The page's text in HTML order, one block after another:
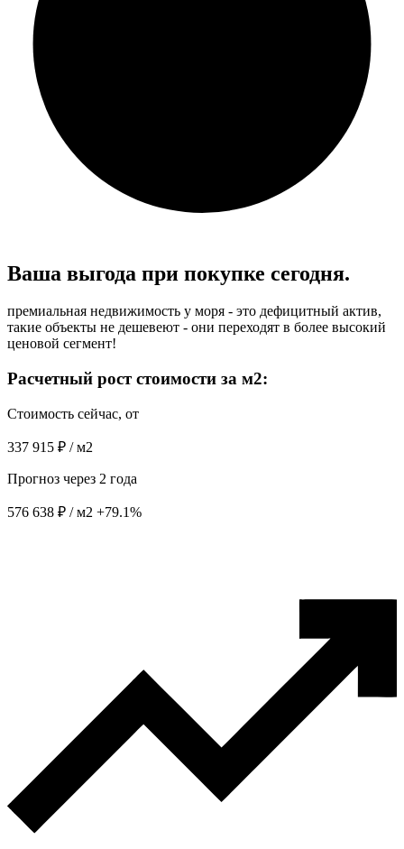
Ваша выгода при покупке сегодня.
премиальная недвижимость у моря - это дефицитный актив,
такие объекты не дешевеют - они переходят в более высокий
ценовой сегмент!
Расчетный рост стоимости за м2:
Стоимость сейчас, от
337 915 ₽ / м2
Прогноз через 2 года
576 638 ₽ / м2 +79.1%